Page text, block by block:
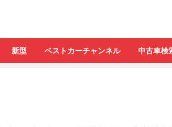
新型 ベストカーチャンネル 中古車検